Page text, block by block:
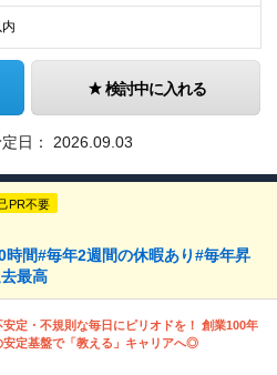
検討中に入れる
日： 2026.09.03
PR不要
間#毎年2週間の休暇あり#毎年昇
最高
安定・不規則な毎日にピリオドを！ 創業100年
安定基盤で「教える」キャリアへ◎